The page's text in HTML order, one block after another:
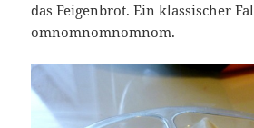
das Feigenbrot. Ein klassischer
omnomnomnomnom.